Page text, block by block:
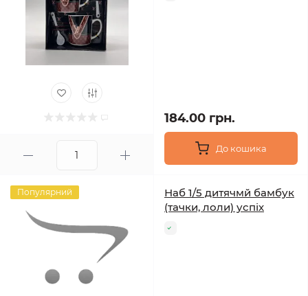
184.00 грн.
До кошика
Популярний
Наб 1/5 дитячмй бамбук
(тачки, лоли) успіх